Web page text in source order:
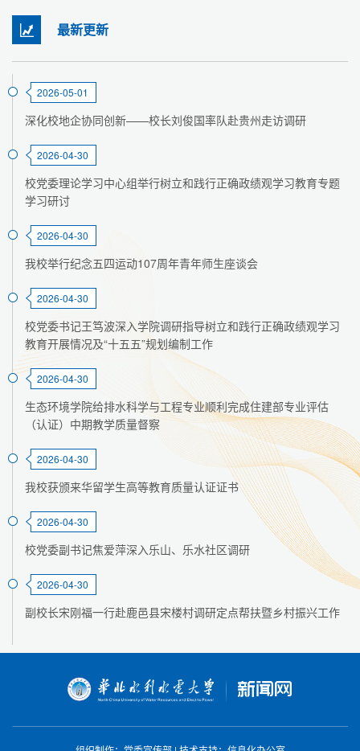
最新更新
2026-05-01
深化校地企协同创新——校长刘俊国率队赴贵州走访调研
2026-04-30
校党委理论学习中心组举行树立和践行正确政绩观学习教育专题
学习研讨
2026-04-30
我校举行纪念五四运动107周年青年师生座谈会
2026-04-30
校党委书记王笃波深入学院调研指导树立和践行正确政绩观学习
教育开展情况及“十五五”规划编制工作
2026-04-30
生态环境学院给排水科学与工程专业顺利完成住建部专业评估
（认证）中期教学质量督察
2026-04-30
我校获颁来华留学生高等教育质量认证证书
2026-04-30
校党委副书记焦爱萍深入乐山、乐水社区调研
2026-04-30
副校长宋刚福一行赴鹿邑县宋楼村调研定点帮扶暨乡村振兴工作